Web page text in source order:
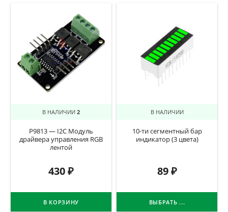
В НАЛИЧИИ 2
P9813 — I2C Модуль
драйвера управления RGB
лентой
430₽
В КОРЗИНУ
В НАЛИЧИИ
10-ти сегментный бар
индикатор (3 цвета)
89₽
ВЫБРАТЬ ...